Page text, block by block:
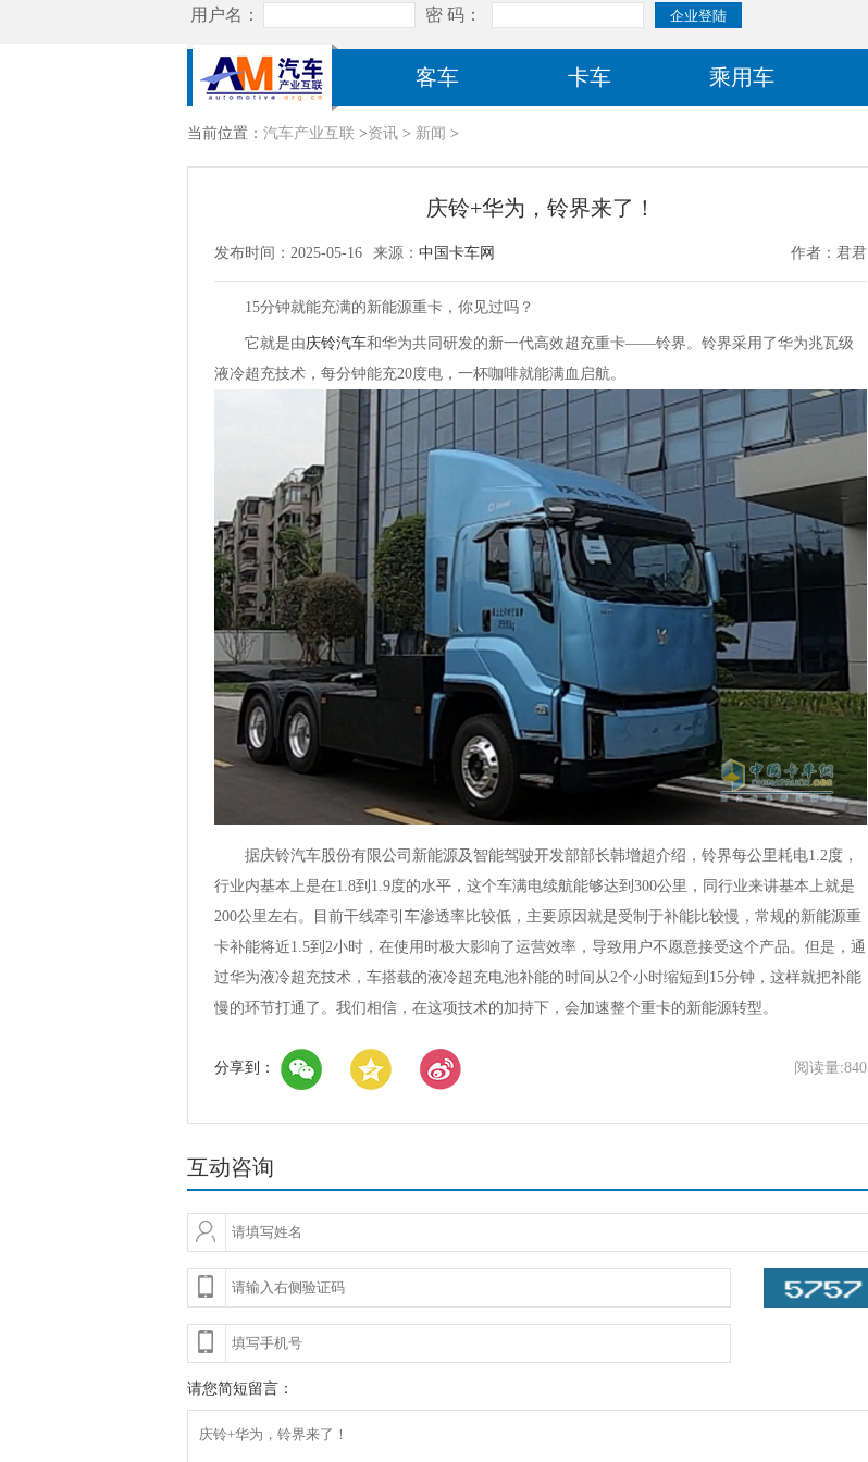
客车 卡车 乘用车
当前位置： 汽车产业互联 >资讯 > 新闻 >
庆铃+华为，铃界来了！
发布时间：2025-05-16 来源： 中国卡车网 作者：君君
15分钟就能充满的新能源重卡，你见过吗？
它就是由庆铃汽车和华为共同研发的新一代高效超充重卡——铃界。铃界采用了华为兆瓦级
液冷超充技术，每分钟能充20度电，一杯咖啡就能满血启航。
据庆铃汽车股份有限公司新能源及智能驾驶开发部部长韩增超介绍，铃界每公里耗电1.2度，
行业内基本上是在1.8到1.9度的水平，这个车满电续航能够达到300公里，同行业来讲基本上就是
200公里左右。目前干线牵引车渗透率比较低，主要原因就是受制于补能比较慢，常规的新能源重
卡补能将近1.5到2小时，在使用时极大影响了运营效率，导致用户不愿意接受这个产品。但是，通
过华为液冷超充技术，车搭载的液冷超充电池补能的时间从2个小时缩短到15分钟，这样就把补能
慢的环节打通了。我们相信，在这项技术的加持下，会加速整个重卡的新能源转型。
分享到： 阅读量:840
互动咨询
请您简短留言：